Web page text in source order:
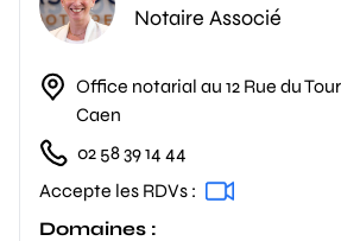
Notaire Associé
Office notarial au 12 Rue du
Caen
02 58 39 14 44
Accepte les RDVs :
Domaines :